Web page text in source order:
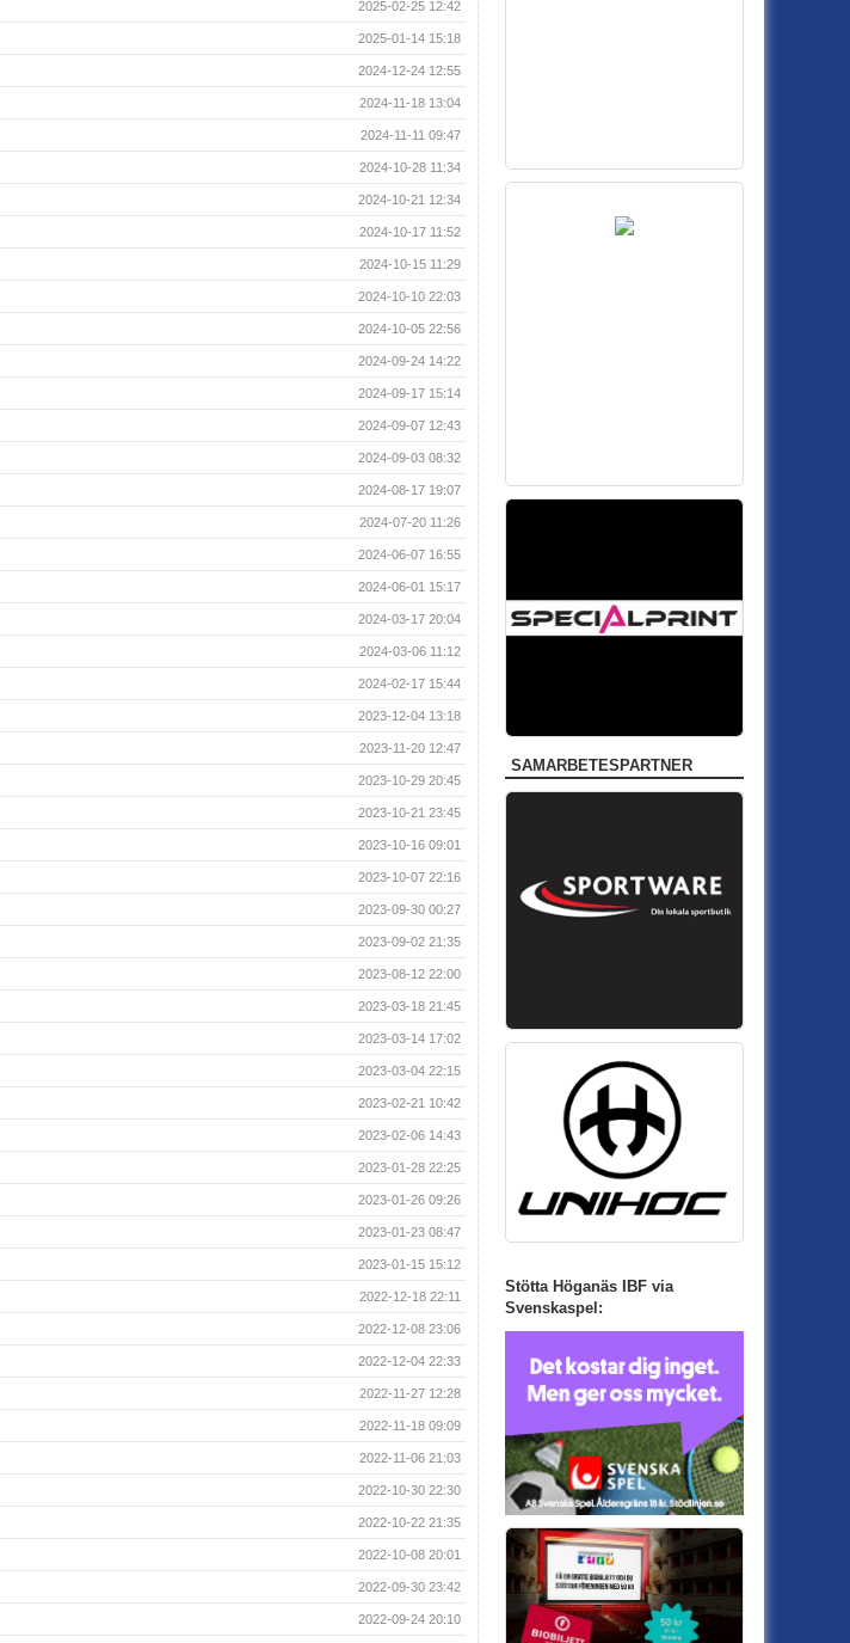
2025-02-25 12:42
2025-01-14 15:18
2024-12-24 12:55
2024-11-18 13:04
2024-11-11 09:47
2024-10-28 11:34
2024-10-21 12:34
2024-10-17 11:52
2024-10-15 11:29
2024-10-10 22:03
2024-10-05 22:56
2024-09-24 14:22
2024-09-17 15:14
2024-09-07 12:43
2024-09-03 08:32
2024-08-17 19:07
2024-07-20 11:26
2024-06-07 16:55
2024-06-01 15:17
2024-03-17 20:04
2024-03-06 11:12
2024-02-17 15:44
2023-12-04 13:18
2023-11-20 12:47
2023-10-29 20:45
2023-10-21 23:45
2023-10-16 09:01
2023-10-07 22:16
2023-09-30 00:27
2023-09-02 21:35
2023-08-12 22:00
2023-03-18 21:45
2023-03-14 17:02
2023-03-04 22:15
2023-02-21 10:42
2023-02-06 14:43
2023-01-28 22:25
2023-01-26 09:26
2023-01-23 08:47
2023-01-15 15:12
2022-12-18 22:11
2022-12-08 23:06
2022-12-04 22:33
2022-11-27 12:28
2022-11-18 09:09
2022-11-06 21:03
2022-10-30 22:30
2022-10-22 21:35
2022-10-08 20:01
2022-09-30 23:42
2022-09-24 20:10
SAMARBETESPARTNER
Stötta Höganäs IBF via
Svenskaspel: